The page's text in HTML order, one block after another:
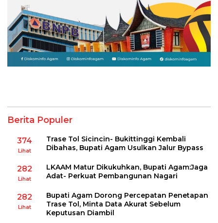
Berita Populer
374
Lihat
Trase Tol Sicincin- Bukittinggi Kembali
Dibahas, Bupati Agam Usulkan Jalur Bypass
282
Lihat
LKAAM Matur Dikukuhkan, Bupati Agam:Jaga
Adat- Perkuat Pembangunan Nagari
282
Lihat
Bupati Agam Dorong Percepatan Penetapan
Trase Tol, Minta Data Akurat Sebelum
Keputusan Diambil